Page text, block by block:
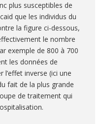
plus susceptibles de
que les individus du
la figure ci-dessous,
le nombre
exemple de 800 à 700
les données de
inverse (ici une
fait de la plus grande
de traitement qui